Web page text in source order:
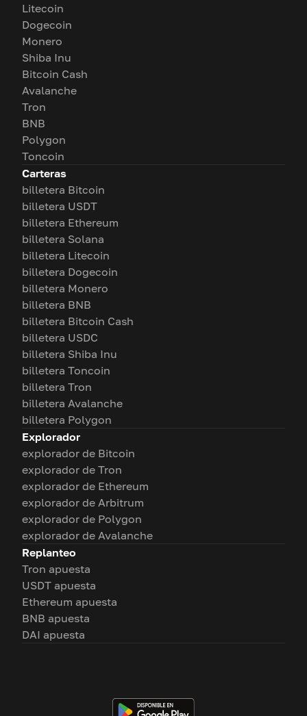
Litecoin
Dogecoin
Monero
Shiba Inu
Bitcoin Cash
Avalanche
Tron
BNB
Polygon
Toncoin
Carteras
billetera Bitcoin
billetera USDT
billetera Ethereum
billetera Solana
billetera Litecoin
billetera Dogecoin
billetera Monero
billetera BNB
billetera Bitcoin Cash
billetera USDC
billetera Shiba Inu
billetera Toncoin
billetera Tron
billetera Avalanche
billetera Polygon
Explorador
explorador de Bitcoin
explorador de Tron
explorador de Ethereum
explorador de Arbitrum
explorador de Polygon
explorador de Avalanche
Replanteo
Tron apuesta
USDT apuesta
Ethereum apuesta
BNB apuesta
DAI apuesta